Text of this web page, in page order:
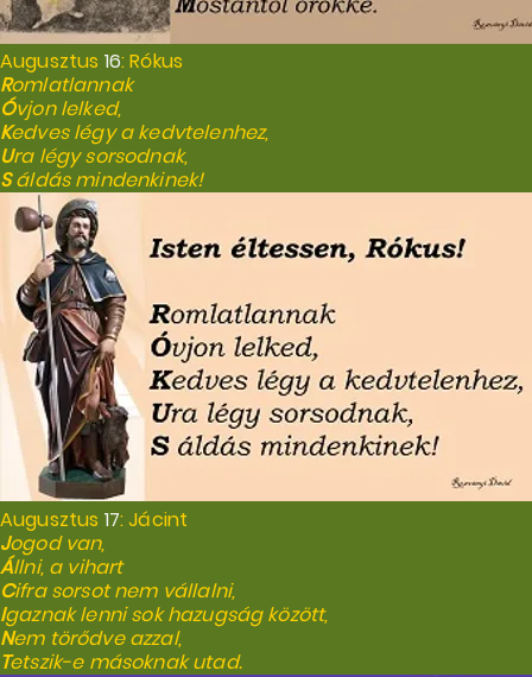
Augusztus 16: Rókus
Romlatlannak
Óvjon lelked,
Kedves légy a kedvtelenhez,
Ura légy sorsodnak,
Sáldás mindenkinek!
Augusztus 17: Jácint
Jogod van,
Állni, a vihart
Cifra sorsot nem vállalni,
Igaznak lenni sok hazugság között,
Nem törődve azzal,
Tetszik-e másoknak utad.